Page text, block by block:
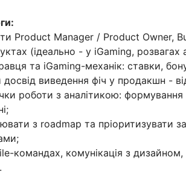
Product Manager / Product Owner,
(ідеально - у iGaming, розвагах
та iGaming-механік: ставки,
виведення фіч у продакшн -
роботи з аналітикою: формування
з roadmap та пріоритизувати
командах, комунікація з